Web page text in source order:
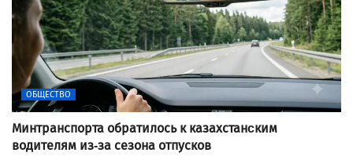
ОБЩЕСТВО
Минтранспорта обратилось к казахстанcким
водителям из-за сезона отпусков